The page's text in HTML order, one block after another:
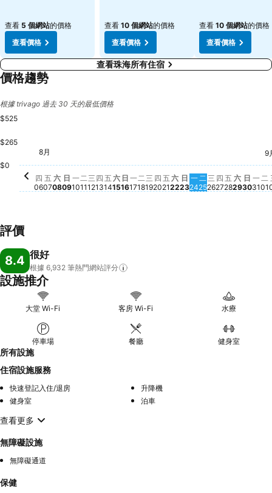
查看 5 個網站的價格
查看價格
查看 10 個網站的價格
查看價格
查看 10 個網站的價格
查看價格
查看珠海所有住宿
價格趨勢
根據 trivago 過去 30 天的最低價格
$525
$265
$0
星期四, 8月 06
$457
8月
四
06
星期五, 8月 07
$495
五
07
六
08
日
09
一
10
二
11
三
12
四
13
五
14
六
15
日
16
一
17
二
18
三
19
四
20
五
21
六
22
日
23
一
24
星期二, 8月 25
二
25
星期三, 8月
三
26
星期四, 8
四
27
星期五,
五
28
星期
六
29
星
$441
日
30
一
31
9
二
01
評價
8.4 很好
根據 6,932 筆熱門網站評分
設施推介
大堂 Wi-Fi 客房 Wi-Fi 水療
停車場 餐廳 健身室
所有設施
住宿設施服務
快速登記入住/退房
升降機
健身室
泊車
查看更多
無障礙設施
無障礙通道
保健